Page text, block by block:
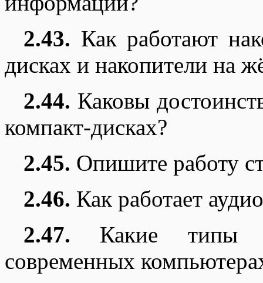
2.43. Как работают
дисках и накопители на
2.44. Каковы
компакт-дисках?
2.45. Опишите работу
2.46. Как работает
2.47. Какие типы
современных